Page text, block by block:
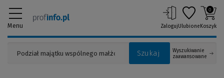
Menu
Szukaj
Wyszukiwanie
zaawansowane
ZalogujUlubione
0
Koszyk